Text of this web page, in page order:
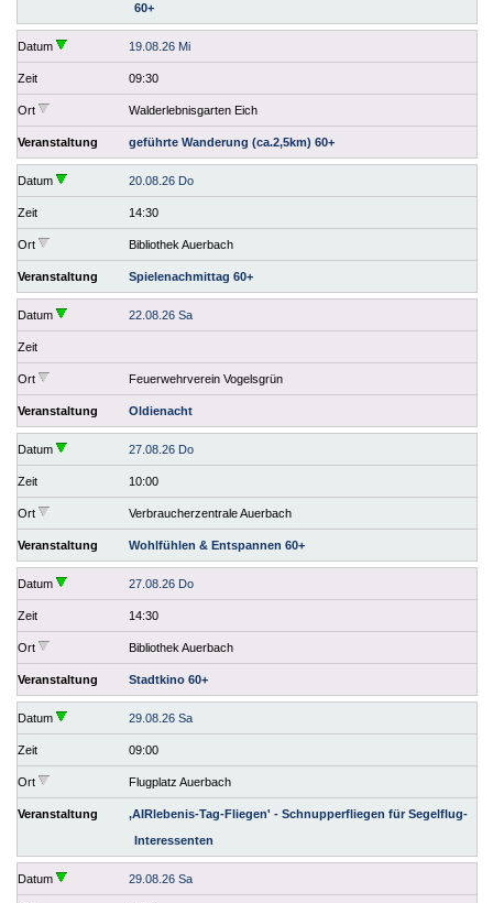
60+
Datum 19.08.26 Mi
Zeit 09:30
Ort Walderlebnisgarten Eich
Veranstaltung geführte Wanderung (ca.2,5km) 60+
Datum 20.08.26 Do
Zeit 14:30
Ort Bibliothek Auerbach
Veranstaltung Spielenachmittag 60+
Datum 22.08.26 Sa
Zeit
Ort Feuerwehrverein Vogelsgrün
Veranstaltung Oldienacht
Datum 27.08.26 Do
Zeit 10:00
Ort Verbraucherzentrale Auerbach
Veranstaltung Wohlfühlen & Entspannen 60+
Datum 27.08.26 Do
Zeit 14:30
Ort Bibliothek Auerbach
Veranstaltung Stadtkino 60+
Datum 29.08.26 Sa
Zeit 09:00
Ort Flugplatz Auerbach
Veranstaltung
,AIRlebenis-Tag-Fliegen' - Schnupperfliegen für Segelflug-
Interessenten
Datum 29.08.26 Sa